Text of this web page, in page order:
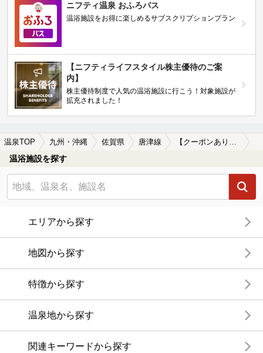
ニフティ温泉 おふろパス
温浴施設をお得に楽しめるサブスクリプションプラン
【ニフティライフスタイル株主優待のご案
内】
株主優待制度で人気の温浴施設に行こう！対象施設が
拡充されました！
温泉TOP 九州・沖縄 佐賀県 唐津線 【クーポンあり】源泉かけ流しが楽しめる唐津線周辺の温泉、日帰り温泉、スーパー銭湯を探す
温浴施設を探す
エリアから探す
地図から探す
特徴から探す
温泉地から探す
関連キーワードから探す